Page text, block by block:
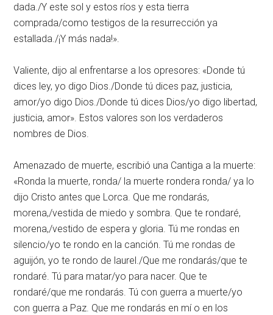
dada./Y este sol y estos ríos y esta tierra
comprada/como testigos de la resurrección ya
estallada./¡Y más nada!».
Valiente, dijo al enfrentarse a los opresores: «Donde tú
dices ley, yo digo Dios./Donde tú dices paz, justicia,
amor/yo digo Dios./Donde tú dices Dios/yo digo libertad,
justicia, amor». Estos valores son los verdaderos
nombres de Dios.
Amenazado de muerte, escribió una Cantiga a la muerte:
«Ronda la muerte, ronda/ la muerte rondera ronda/ ya lo
dijo Cristo antes que Lorca. Que me rondarás,
morena,/vestida de miedo y sombra. Que te rondaré,
morena,/vestido de espera y gloria. Tú me rondas en
silencio/yo te rondo en la canción. Tú me rondas de
aguijón, yo te rondo de laurel./Que me rondarás/que te
rondaré. Tú para matar/yo para nacer. Que te
rondaré/que me rondarás. Tú con guerra a muerte/yo
con guerra a Paz. Que me rondarás en mí o en los